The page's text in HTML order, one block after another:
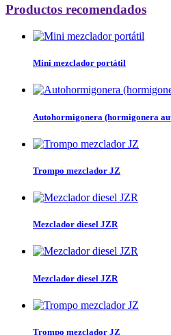
Productos recomendados
Mini mezclador portátil
Autohormigonera (hormigonera
Trompo mezclador JZ
Mezclador diesel JZR
Mezclador diesel JZR
Trompo mezclador JZ